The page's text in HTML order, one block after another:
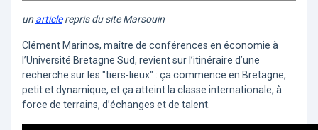
un articlerepris du site Marsouin
Clément Marinos, maître de conférences en économie à
l’Université Bretagne Sud, revient sur l’itinéraire d’une
recherche sur les "tiers-lieux" : ça commence en Bretagne,
petit et dynamique, et ça atteint la classe internationale, à
force de terrains, d’échanges et de talent.